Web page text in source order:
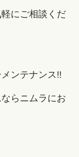
にご相談くだ
ンテナンス!!
らニムラにお